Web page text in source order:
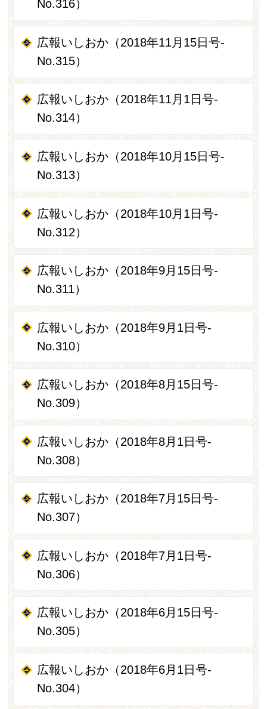
No.316）
広報いしおか（2018年11月15日号-
No.315）
広報いしおか（2018年11月1日号-
No.314）
広報いしおか（2018年10月15日号-
No.313）
広報いしおか（2018年10月1日号-
No.312）
広報いしおか（2018年9月15日号-
No.311）
広報いしおか（2018年9月1日号-
No.310）
広報いしおか（2018年8月15日号-
No.309）
広報いしおか（2018年8月1日号-
No.308）
広報いしおか（2018年7月15日号-
No.307）
広報いしおか（2018年7月1日号-
No.306）
広報いしおか（2018年6月15日号-
No.305）
広報いしおか（2018年6月1日号-
No.304）